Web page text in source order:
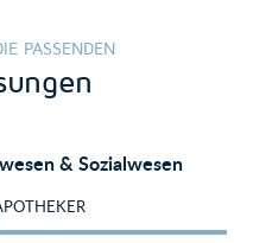
PASSENDEN
& Sozialwesen